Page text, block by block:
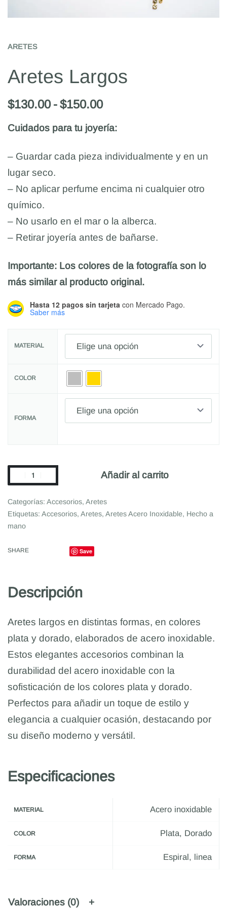
ARETES
Aretes Largos
$130.00 $150.00
Cuidados para tu joyería:
– Guardar cada pieza individualmente y en un
lugar seco.
– No aplicar perfume encima ni cualquier otro
químico.
– No usarlo en el mar o la alberca.
– Retirar joyería antes de bañarse.
Importante: Los colores de la fotografía son lo
más similar al producto original.
Hasta 12 pagos sin tarjeta con Mercado Pago.
Saber más
MATERIAL
COLOR
FORMA
Añadir al carrito
Categorías: Accesorios, Aretes
Etiquetas: Accesorios, Aretes, Aretes Acero Inoxidable, Hecho a
mano
SHARE Save
Descripción
Aretes largos en distintas formas, en colores
plata y dorado, elaborados de acero inoxidable.
Estos elegantes accesorios combinan la
durabilidad del acero inoxidable con la
sofisticación de los colores plata y dorado.
Perfectos para añadir un toque de estilo y
elegancia a cualquier ocasión, destacando por
su diseño moderno y versátil.
Especificaciones
MATERIAL Acero inoxidable
COLOR Plata, Dorado
FORMA Espiral, linea
Valoraciones (0)